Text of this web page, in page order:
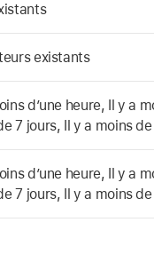
existants
d’une heure, Il y a
7 jours, Il y a moins
d’une heure, Il y a
7 jours, Il y a moins